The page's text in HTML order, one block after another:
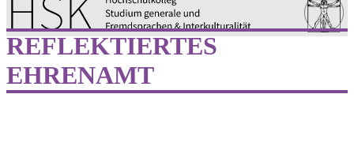
REFLEKTIERTES
EHRENAMT